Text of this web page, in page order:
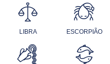
LIBRA ESCORPIÃO